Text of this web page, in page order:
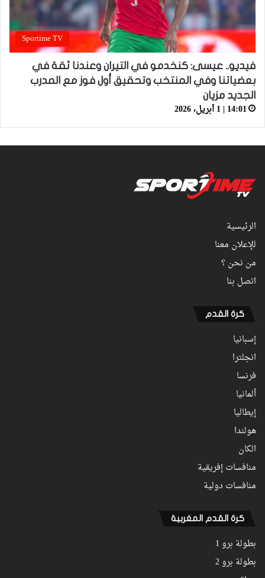
Sportime TV
فيديو.. عيسى: كنخدمو في التيران وعندنا ثقة في
بعضياتنا وفي المنتخب وتحقيق أول فوز مع المدرب
الجديد مزيان
14:01 | 1 أبريل، 2026
الرئيسية
للإعلان معنا
من نحن ؟
اتصل بنا
كرة القدم
إسبانيا
انجلترا
فرنسا
ألمانيا
إيطاليا
هولندا
الكان
منافسات إفريقية
منافسات دولية
كرة القدم المغربية
بطولة برو 1
بطولة برو 2